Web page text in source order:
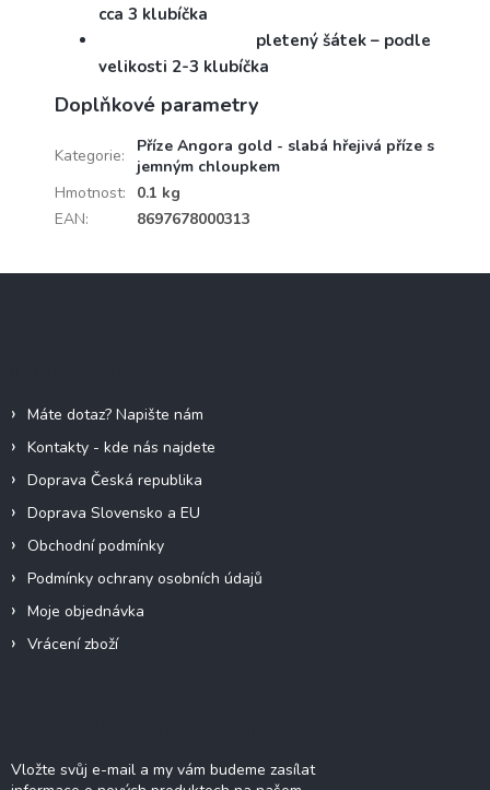
cca 3 klubíčka
pletený šátek – podle
velikosti 2-3 klubíčka
Doplňkové parametry
Kategorie:
Příze Angora gold - slabá hřejivá příze s
jemným chloupkem
Hmotnost:
0.1 kg
EAN: 8697678000313
Máte dotaz? Napište nám
Kontakty - kde nás najdete
Doprava Česká republika
Doprava Slovensko a EU
Obchodní podmínky
Podmínky ochrany osobních údajů
Moje objednávka
Vrácení zboží
Vložte svůj e-mail a my vám budeme zasílat